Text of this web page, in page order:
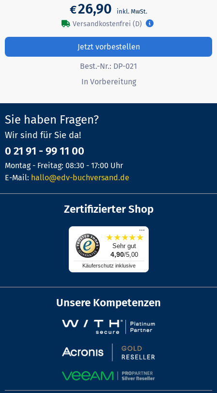
€26,90
Versandkostenfrei (D)
Jetzt vorbestellen
Best.-Nr.: DP-021
In Vorbereitung
Sie haben Fragen?
Wir sind für Sie da!
0 21 91 - 99 11 00
Montag - Freitag: 08:30 - 17:00 Uhr
E-Mail: hallo@edv-buchversand.de
Zertifizierter Shop
...
★★★★★
Sehr gut
4,90/5,00
Käuferschutz inklusive
Unsere Kompetenzen